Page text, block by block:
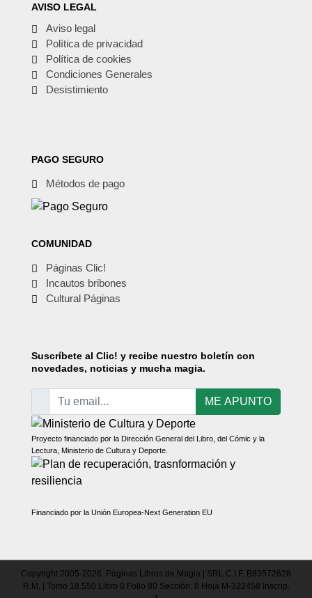
AVISO LEGAL
Aviso legal
Política de privacidad
Política de cookies
Condiciones Generales
Desistimiento
PAGO SEGURO
Métodos de pago
COMUNIDAD
Páginas Clic!
Incautos bribones
Cultural Páginas
Suscríbete al Clic! y recibe nuestro boletín con
novedades, noticias y mucha magia.
ME APUNTO
Proyecto financiado por la Dirección General del Libro, del Cómic y la
Lectura, Ministerio de Cultura y Deporte.
Financiado por la Unión Europea-Next Generation EU
Copyright 2005-2026. Páginas Libros de Magia | SRL C.I.F. B83572628
R.M. | Tomo 18.550 Libro 0 Folio 80 Sección: 8 Hoja M-322458 Inscrip.